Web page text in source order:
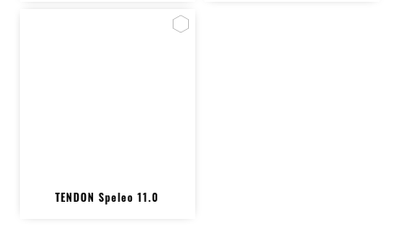
TENDON Speleo 11.0